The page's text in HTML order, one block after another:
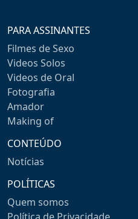
PARA ASSINANTES
Filmes de Sexo
Videos Solos
Videos de Oral
Fotografia
Amador
Making of
CONTEÚDO
Notícias
POLÍTICAS
Quem somos